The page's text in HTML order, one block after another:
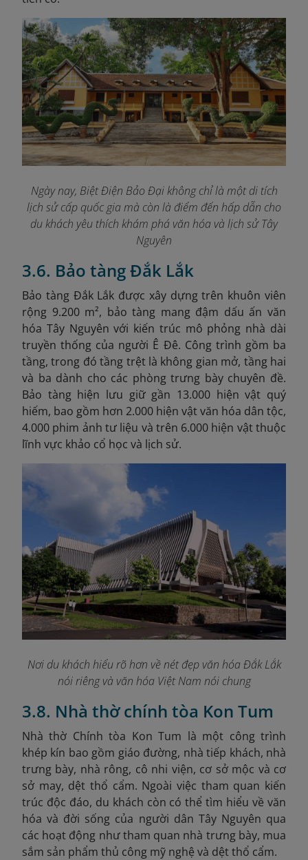
Ngày nay, Biệt Điện Bảo Đại không chỉ là một di tích
lịch sử cấp quốc gia mà còn là điểm đến hấp dẫn cho
du khách yêu thích khám phá văn hóa và lịch sử Tây
Nguyên
3.6. Bảo tàng Đắk Lắk
Bảo tàng Đắk Lắk được xây dựng trên khuôn viên
rộng 9.200 m², bảo tàng mang đậm dấu ấn văn
hóa Tây Nguyên với kiến trúc mô phỏng nhà dài
truyền thống của người Ê Đê. Công trình gồm ba
tầng, trong đó tầng trệt là không gian mở, tầng hai
và ba dành cho các phòng trưng bày chuyên đề.
Bảo tàng hiện lưu giữ gần 13.000 hiện vật quý
hiếm, bao gồm hơn 2.000 hiện vật văn hóa dân tộc,
4.000 phim ảnh tư liệu và trên 6.000 hiện vật thuộc
lĩnh vực khảo cổ học và lịch sử.
Nơi du khách hiểu rõ hơn về nét đẹp văn hóa Đắk Lắk
nói riêng và văn hóa Việt Nam nói chung
3.8. Nhà thờ chính tòa Kon Tum
Nhà thờ Chính tòa Kon Tum là một công trình
khép kín bao gồm giáo đường, nhà tiếp khách, nhà
trưng bày, nhà rông, cô nhi viện, cơ sở mộc và cơ
sở may, dệt thổ cẩm. Ngoài việc tham quan kiến
trúc độc đáo, du khách còn có thể tìm hiểu về văn
hóa và đời sống của người dân Tây Nguyên qua
các hoạt động như tham quan nhà trưng bày, mua
sắm sản phẩm thủ công mỹ nghệ và dệt thổ cẩm.